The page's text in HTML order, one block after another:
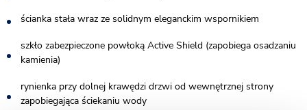
ścianka stała wraz ze solidnym eleganckim wspornikiem
szkło zabezpieczone powłoką Active Shield (zapobiega osadzaniu
kamienia)
rynienka przy dolnej krawędzi drzwi od wewnętrznej strony
zapobiegająca ściekaniu wody